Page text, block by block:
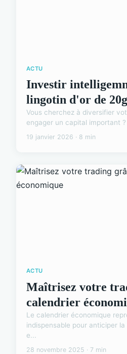
ACTU
Investir
lingotin d'or de
Vous cherchez à diversifier
engager un capital important
19 janvier 2026 · 8 min
ACTU
Maîtrisez votre
calendrier
Le calendrier économique
indispensable pour anticiper
e...
28 novembre 2025 · 7 min